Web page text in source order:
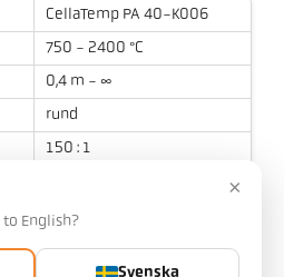
CellaTemp PA 40-K006
750 - 2400 °C
0,4 m - ∞
rund
150 : 1
två-färgs
Inspektionsfönster
×
English?
Svenska